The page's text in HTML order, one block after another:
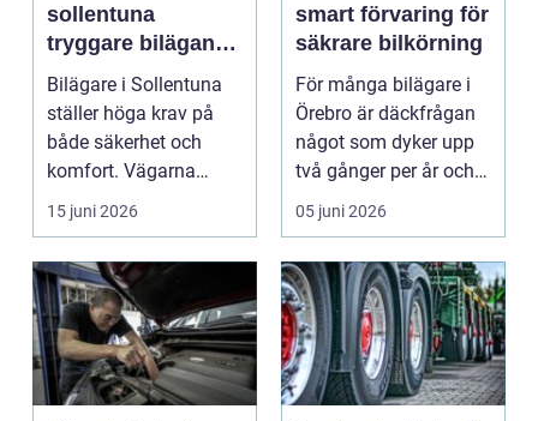
sollentuna
tryggare bilägande
året runt
Bilägare i Sollentuna
ställer höga krav på
både säkerhet och
komfort. Vägarna
växlar mellan
motorväg...
15 juni 2026
smart förvaring för
säkrare bilkörning
För många bilägare i
Örebro är däckfrågan
något som dyker upp
två gånger per år och
mest känns som e...
05 juni 2026